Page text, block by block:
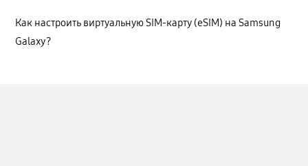
Как настроить виртуальную SIM-карту (eSIM) на Samsung
Galaxy?